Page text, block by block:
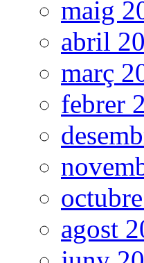
maig
abril
març
febrer
agost